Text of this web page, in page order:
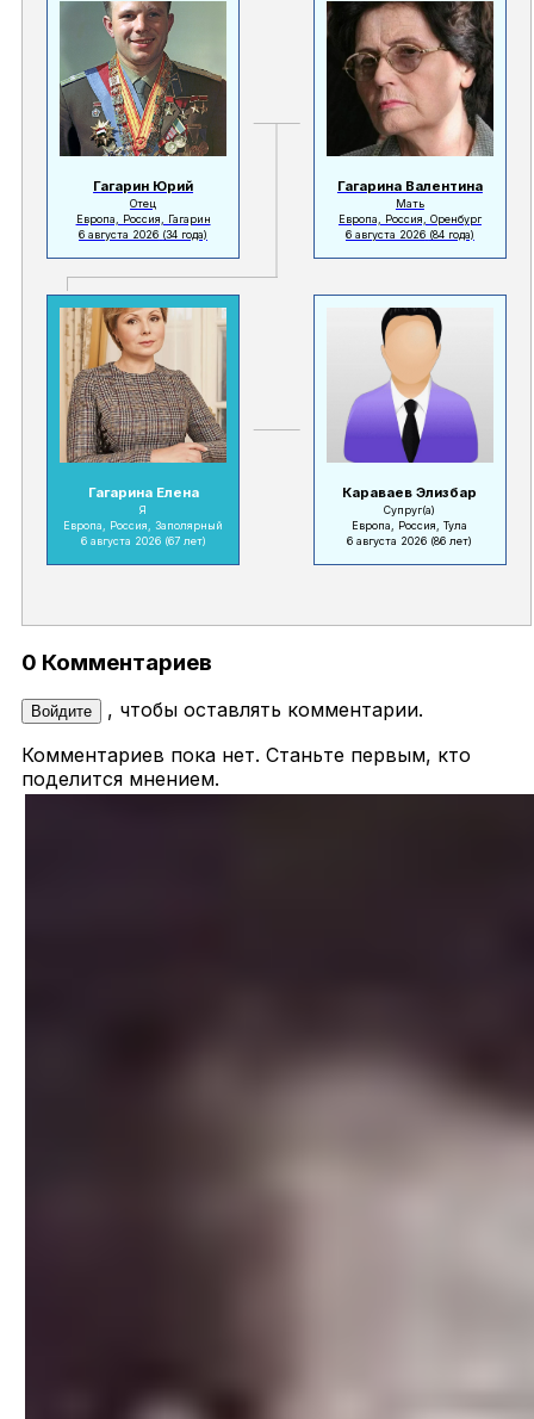
Гагарин Юрий
Отец
Европа, Россия, Гагарин
6 августа 2026 (34 года)
Гагарина Валентина
Мать
Европа, Россия, Оренбург
6 августа 2026 (84 года)
Гагарина Елена
Я
Европа, Россия, Заполярный
6 августа 2026 (67 лет)
Караваев Элизбар
Супруг(а)
Европа, Россия, Тула
6 августа 2026 (86 лет)
0 Комментариев
Войдите
, чтобы оставлять комментарии.
Комментариев пока нет. Станьте первым, кто
поделится мнением.